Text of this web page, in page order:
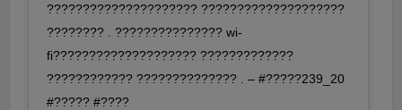
????????????????????? ????????????????????
???????? . ??????????????? wi-
fi???????????????????? ?????????????
???????????? ?????????????? . – #?????239_20
#????? #????